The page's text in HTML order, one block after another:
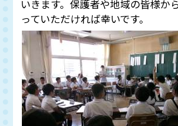
いきます。保護者や地域の皆様か
っていただければ幸いです。